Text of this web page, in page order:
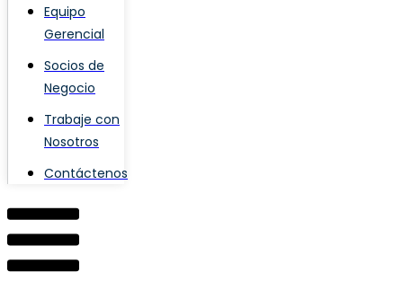
Equipo
Gerencial
Socios de
Negocio
Trabaje con
Nosotros
Contáctenos